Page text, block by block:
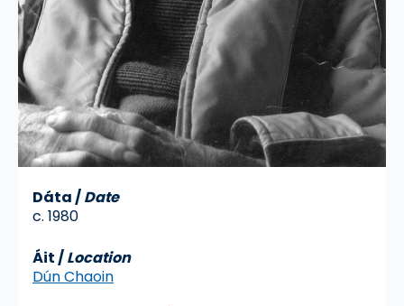
Dáta/Date
c. 1980
Áit/Location
Dún Chaoin